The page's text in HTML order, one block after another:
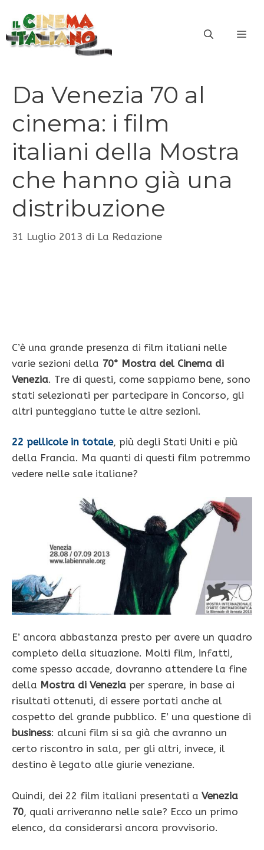
contenuto
Da Venezia 70 al
cinema: i film
italiani della Mostra
che hanno già una
distribuzione
31 Luglio 2013 di La Redazione
C’è una grande presenza di film italiani nelle
varie sezioni della 70° Mostra del Cinema di
Venezia. Tre di questi, come sappiamo bene, sono
stati selezionati per partecipare in Concorso, gli
altri punteggiano tutte le altre sezioni.
22 pellicole in totale, più degli Stati Uniti e più
della Francia. Ma quanti di questi film potremmo
vedere nelle sale italiane?
E’ ancora abbastanza presto per avere un quadro
completo della situazione. Molti film, infatti,
come spesso accade, dovranno attendere la fine
della Mostra di Venezia per sperare, in base ai
risultati ottenuti, di essere portati anche al
cospetto del grande pubblico. E’ una questione di
business: alcuni film si sa già che avranno un
certo riscontro in sala, per gli altri, invece, il
destino è legato alle giurie veneziane.
Quindi, dei 22 film italiani presentati a Venezia
70, quali arriveranno nelle sale? Ecco un primo
elenco, da considerarsi ancora provvisorio.